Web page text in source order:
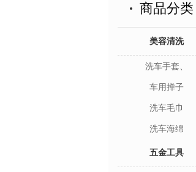
商品分类
美容清洗
洗车手套、
车用掸子
洗车毛巾
洗车海绵
五金工具